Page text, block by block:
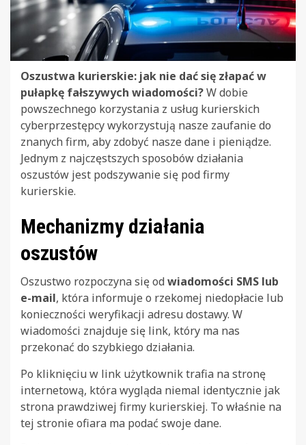
Oszustwa kurierskie: jak nie dać się złapać w
pułapkę fałszywych wiadomości?W dobie
powszechnego korzystania z usług kurierskich
cyberprzestępcy wykorzystują nasze zaufanie do
znanych firm, aby zdobyć nasze dane i pieniądze.
Jednym z najczęstszych sposobów działania
oszustów jest podszywanie się pod firmy
kurierskie.
Mechanizmy działania
oszustów
Oszustwo rozpoczyna się od wiadomości SMS lub
e-mail, która informuje o rzekomej niedopłacie lub
konieczności weryfikacji adresu dostawy. W
wiadomości znajduje się link, który ma nas
przekonać do szybkiego działania.
Po kliknięciu w link użytkownik trafia na stronę
internetową, która wygląda niemal identycznie jak
strona prawdziwej firmy kurierskiej. To właśnie na
tej stronie ofiara ma podać swoje dane.